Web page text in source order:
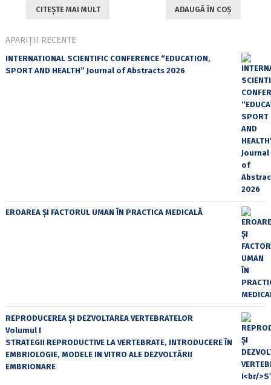
CITEȘTE MAI MULT ADAUGĂ ÎN COȘ
APARIȚII RECENTE
INTERNATIONAL SCIENTIFIC CONFERENCE “EDUCATION,
SPORT AND HEALTH” Journal of Abstracts 2026
EROAREA ȘI FACTORUL UMAN ÎN PRACTICA MEDICALĂ
REPRODUCEREA ȘI DEZVOLTAREA VERTEBRATELOR
Volumul I
STRATEGII REPRODUCTIVE LA VERTEBRATE, INTRODUCERE ÎN
EMBRIOLOGIE, MODELE IN VITRO ALE DEZVOLTĂRII
EMBRIONARE